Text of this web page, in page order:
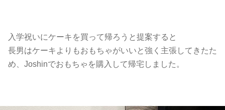
入学祝いにケーキを買って帰ろうと提案すると
長男はケーキよりもおもちゃがいいと強く主張してきたた
め、Joshinでおもちゃを購入して帰宅しました。